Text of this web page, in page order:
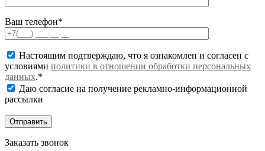
Ваш телефон*
Настоящим подтверждаю, что я ознакомлен и согласен с
условиями политики в отношении обработки персональных
данных.*
Даю согласие на получение рекламно-информационной
рассылки
Заказать звонок